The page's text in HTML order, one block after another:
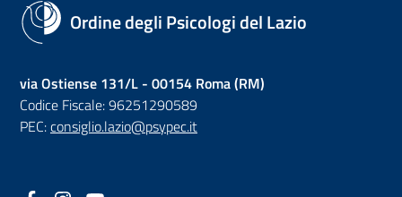
Ordine degli Psicologi del Lazio
via Ostiense 131/L - 00154 Roma (RM)
Codice Fiscale: 96251290589
PEC:consiglio.lazio@psypec.it